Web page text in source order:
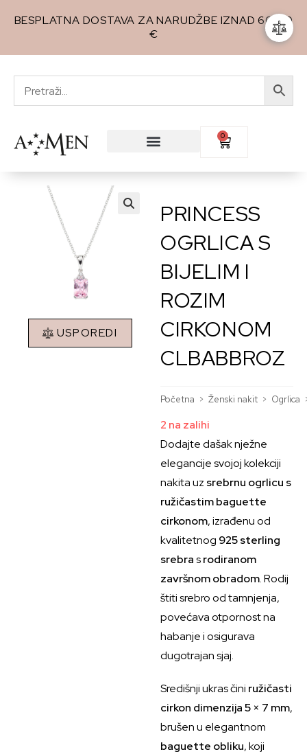
BESPLATNA DOSTAVA ZA NARUDŽBE IZNAD 60,00
€
0
USPOREDI
PRINCESS
OGRLICA S
BIJELIM I
ROZIM
CIRKONOM
CLBABBROZ
Početna > Ženski nakit > Ogrlica
2 na zalihi
Dodajte dašak nježne
elegancije svojoj kolekciji
nakita uz srebrnu ogrlicu s
ružičastim baguette
cirkonom, izrađenu od
kvalitetnog 925 sterling
srebrasrodiranom
završnom obradom. Rodij
štiti srebro od tamnjenja,
povećava otpornost na
habanje i osigurava
dugotrajan sjaj.
Središnji ukras čini ružičasti
cirkon dimenzija 5 × 7 mm,
brušen u elegantnom
baguette obliku, koji